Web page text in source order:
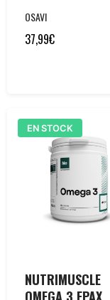
OSAVI
37,99€
EN STOCK
NUTRIMUSCLE